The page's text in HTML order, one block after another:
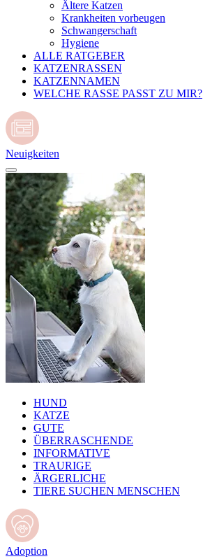
Ältere Katzen
Krankheiten vorbeugen
Schwangerschaft
Hygiene
ALLE RATGEBER
KATZENRASSEN
KATZENNAMEN
WELCHE RASSE PASST ZU MIR?
Neuigkeiten
HUND
KATZE
GUTE
ÜBERRASCHENDE
INFORMATIVE
TRAURIGE
ÄRGERLICHE
TIERE SUCHEN MENSCHEN
Adoption